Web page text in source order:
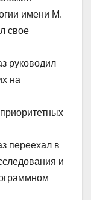
имени М.
свое
руководил
на
переехал в
и